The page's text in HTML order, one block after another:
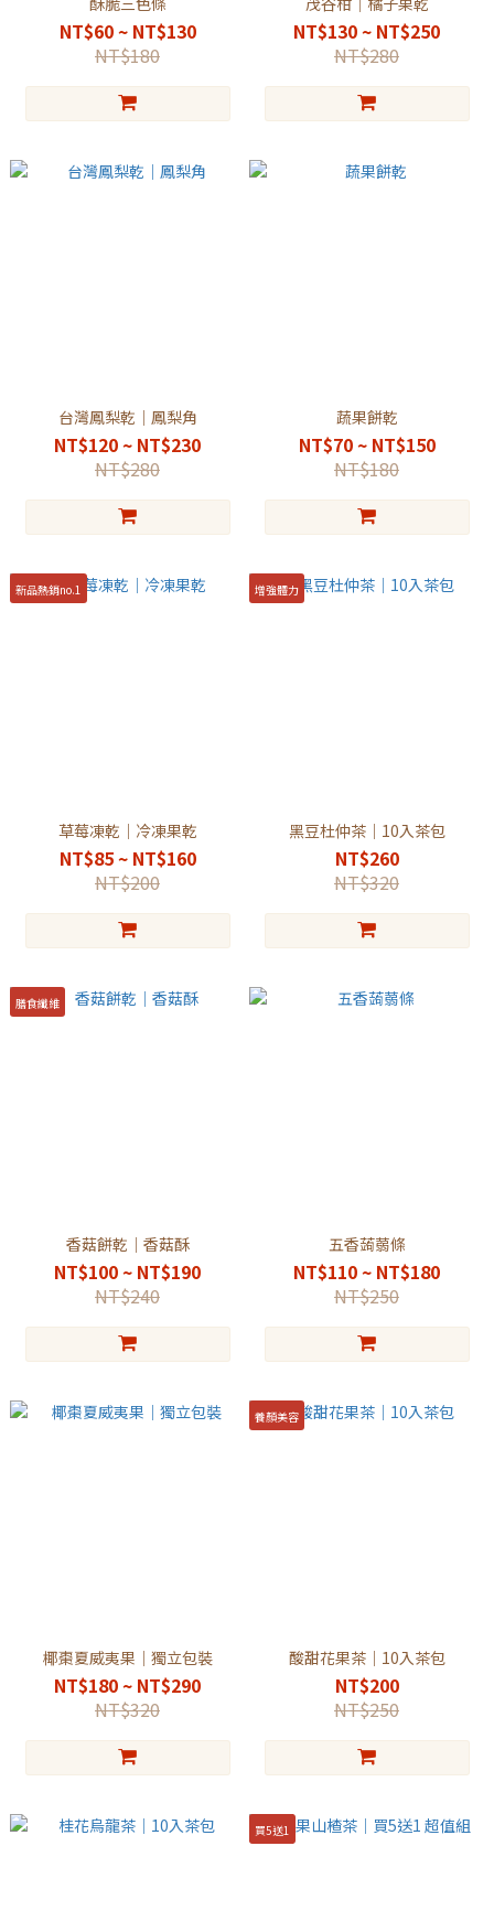
NT$60 ~ NT$130
NT$180
NT$130 ~ NT$250
NT$280
台灣鳳梨乾｜鳳梨角
NT$120 ~ NT$230
NT$280
蔬果餅乾
NT$70 ~ NT$150
NT$180
新品熱銷no.1
草莓凍乾｜冷凍果乾
NT$85 ~ NT$160
NT$200
增強體力
黑豆杜仲茶｜10入茶包
NT$260
NT$320
膳食纖維
香菇餅乾｜香菇酥
NT$100 ~ NT$190
NT$240
五香蒟蒻條
NT$110 ~ NT$180
NT$250
椰棗夏威夷果｜獨立包裝
NT$180 ~ NT$290
NT$320
養顏美容
酸甜花果茶｜10入茶包
NT$200
NT$250
買5送1